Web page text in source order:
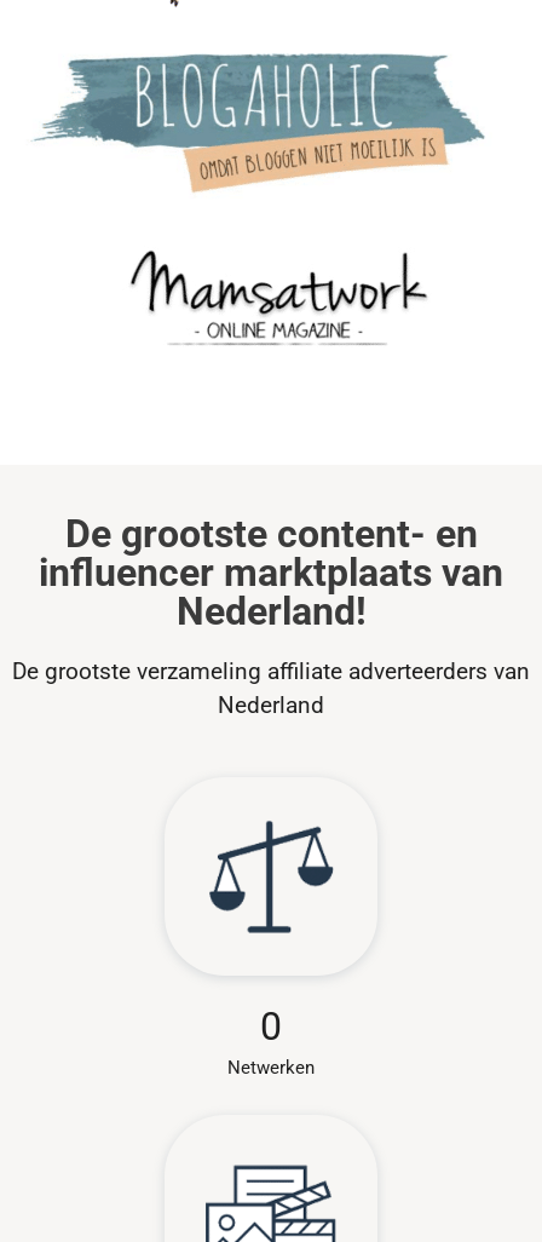
De grootste content- en
influencer marktplaats van
Nederland!
De grootste verzameling affiliate adverteerders van
Nederland
Netwerken
0